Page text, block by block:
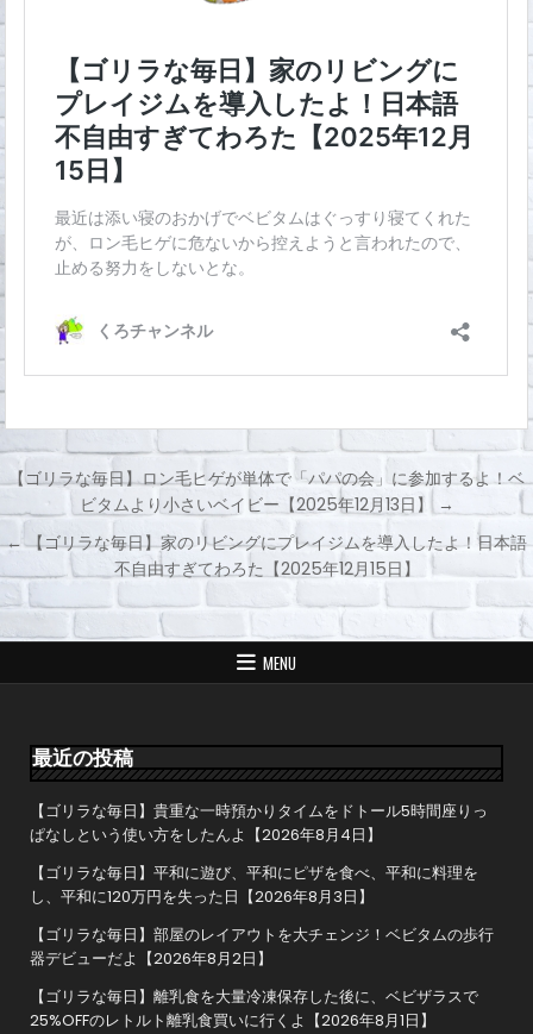
投
稿
ナ
ビ
ー
ョ
ン
【ゴリラな毎日】ロン毛ヒゲが単体で「パパの会」に参加するよ！ベ
ビタムより小さいベイビー【2025年12月13日】 →
← 【ゴリラな毎日】家のリビングにプレイジムを導入したよ！日本語
不自由すぎてわろた【2025年12月15日】
MENU
最近の投稿
【ゴリラな毎日】貴重な一時預かりタイムをドトール5時間座りっ
ぱなしという使い方をしたんよ【2026年8月4日】
【ゴリラな毎日】平和に遊び、平和にピザを食べ、平和に料理を
し、平和に120万円を失った日【2026年8月3日】
【ゴリラな毎日】部屋のレイアウトを大チェンジ！ベビタムの歩行
器デビューだよ【2026年8月2日】
【ゴリラな毎日】離乳食を大量冷凍保存した後に、ベビザラスで
25%OFFのレトルト離乳食買いに行くよ【2026年8月1日】